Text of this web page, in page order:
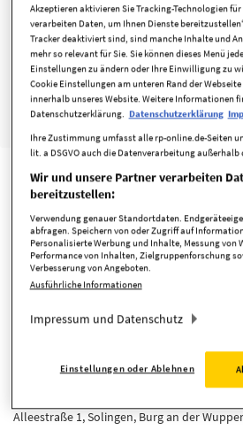
Preis pro m²
12,50 €
Kaltmiete
1.724,38 €
Parkett
minimieren
TOP
Top Büroetagen in bester
hervorragende Sichtbarkeit,
Alleestraße 1, Solingen, Burg an der Wupper
Akzeptieren aktivieren Sie Tracking-Technologien
verarbeiten Daten, um Ihnen Dienste
Tracker deaktiviert sind, sind manche Inhalte und
mehr so relevant für Sie. Sie können dieses Menü
Einstellungen zu ändern oder Ihre Einwilligung zu
Cookie Einstellungen am unteren Rand der
innerhalb unseres Website. Weitere Informationen
Datenschutzerklärung. Datenschutzerklärung
Ihre Zustimmung umfasst alle rp-online.de-Seiten
lit. a DSGVO auch die Datenverarbeitung außerhalb
Wir und unsere Partner verarbeiten
bereitzustellen:
Verwendung genauer Standortdaten.
abfragen. Speichern von oder Zugriff auf
Personalisierte Werbung und Inhalte, Messung von
Performance von Inhalten, Zielgruppenforschung
Verbesserung von Angeboten.
Ausführliche Informationen
Impressum und Datenschutz
Einstellungen oder Ablehnen